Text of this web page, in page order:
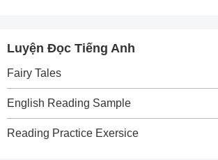
Luyện Đọc Tiếng Anh
Fairy Tales
English Reading Sample
Reading Practice Exersice